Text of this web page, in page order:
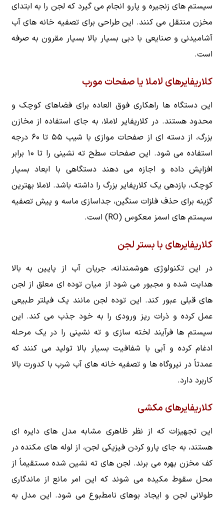
سیستم های زنجیره و پارو انجام می گیرد که لجن را به ابتدای
مخزن منتقل می کنند. این طراحی برای تصفیه خانه های آب
آشامیدنی و صنایعی با دبی بسیار بالا بسیار مقرون به صرفه
است.
کلاریفایرهای لاملا یا صفحات مورب
این دستگاه ها راهکاری فوق العاده برای فضاهای کوچک و
محدود هستند. در کلاریفایر لاملا، به جای استفاده از مخازن
بزرگ، از دسته ای از صفحات موازی با شیب ۵۵ تا ۶۰ درجه
استفاده می شود. این صفحات سطح ته نشینی را تا ۱۰ برابر
افزایش داده و اجازه می دهند دستگاهی با ابعاد بسیار
کوچک، بازدهی یک کلاریفایر بزرگ را داشته باشد. لاملا بهترین
گزینه برای حذف فلزات سنگین، جداسازی ماسه و پیش تصفیه
سیستم های اسمز معکوس (RO) است.
کلاریفایرهای با بستر لجن
در این تکنولوژی هوشمندانه، جریان آب از پایین به بالا
هدایت شده و مجبور می شود از میان توده ای معلق از لجن
های قبلی عبور کند. این توده لجن مانند یک فیلتر طبیعی
عمل کرده و ذرات ریز ورودی را به خود جذب می کند. این
سیستم ها فرآیند لخته سازی و ته نشینی را در یک مرحله
ادغام کرده و آبی با شفافیت بسیار بالا تولید می کنند که
عمدتاً در نیروگاه ها و تصفیه خانه های آب شرب با کدورت بالا
کاربرد دارد.
کلاریفایرهای مکشی
این تجهیزات که از نظر ظاهری مشابه مدل های دایره ای
هستند، به جای پارو کردن فیزیکی لجن، از لوله های مکنده در
کف مخزن بهره می برند. لجن های ته نشین شده مستقیماً از
محل سقوط مکیده می شوند که این امر مانع از ماندگاری
طولانی لجن و ایجاد بوهای نامطبوع می شود. این مدل به